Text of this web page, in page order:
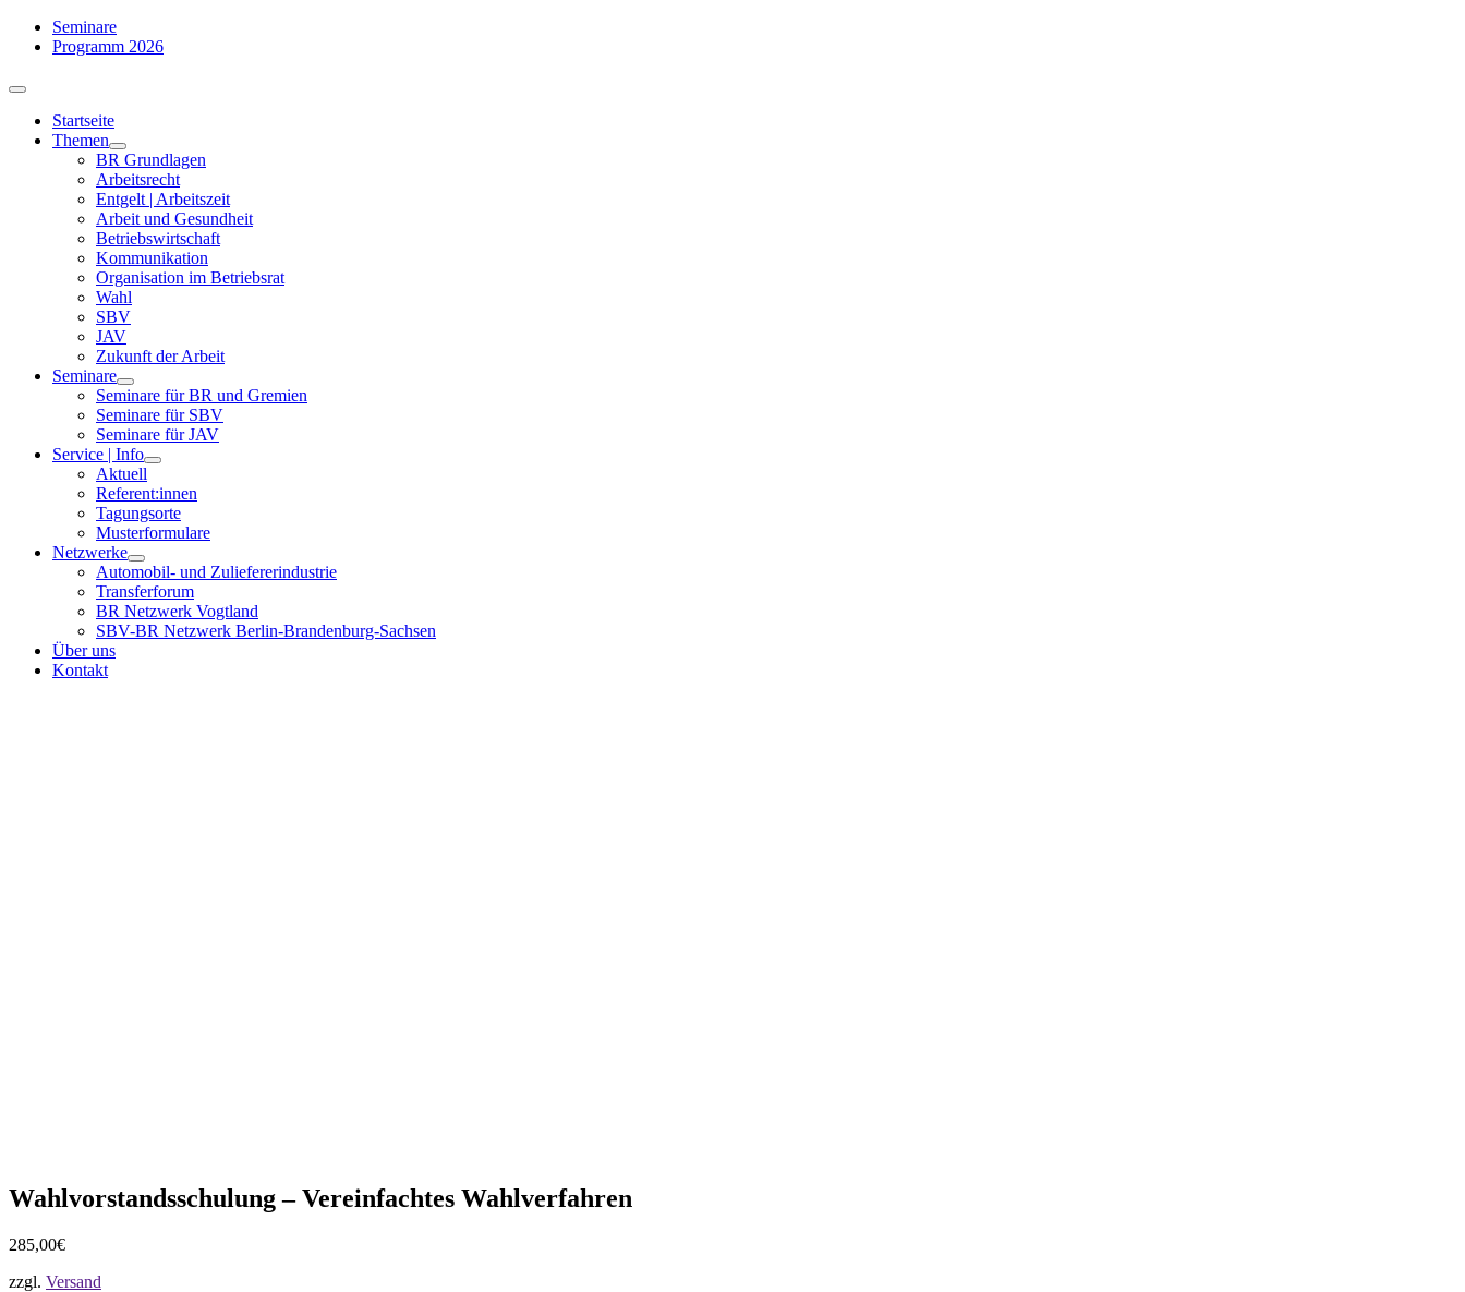
Zum
Inhalt
Seminare
Programm 2026
Toggle
NavigationStartseite
Themen
BR Grundlagen
Arbeits­recht
Entgelt | Arbeitszeit
Arbeit und Gesundheit
Betriebswirtschaft
Kommuni­kation
Organisation im Betriebsrat
Wahl
SBV
JAV
Zukunft der Arbeit
Seminare
Seminare für BR und Gremien
Seminare für SBV
Seminare für JAV
Service | Info
Aktuell
Referent:innen
Tagungsorte
Musterformulare
Netzwerke
Automobil- und Zuliefererindustrie
Transferforum
BR Netzwerk Vogtland
SBV-BR Netzwerk Berlin-Brandenburg-Sachsen
Über uns
Kontakt
Wahlvorstandsschulung – Vereinfachtes Wahlverfahren
285,00€
zzgl. Versand